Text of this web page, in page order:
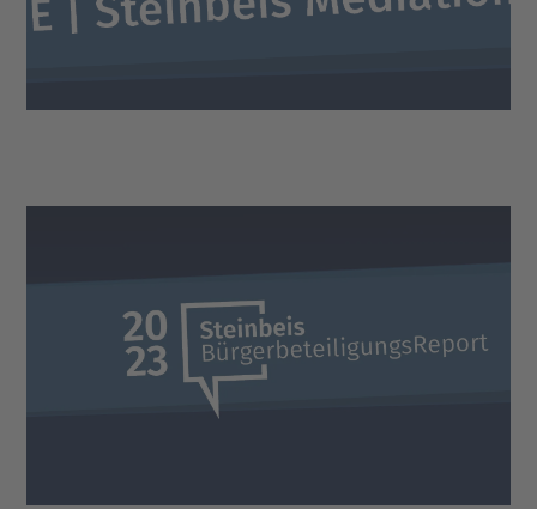
DOWNLOAD
DOWNLOAD